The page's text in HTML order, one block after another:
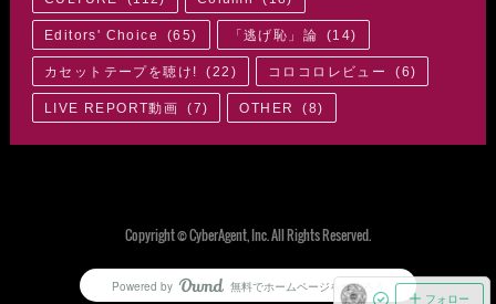
Editors' Choice (65) 「逃げ恥」論 (14)
カセットテープを聴け! (22 ) コロコロレビュー (6)
LIVE REPORT動画 (7) OTHER (8)
フォロー
Copyright © CyberAgent, Inc. All Rights Reserved.
Powered by AmebaOwnd
無料でホームページをつくろう